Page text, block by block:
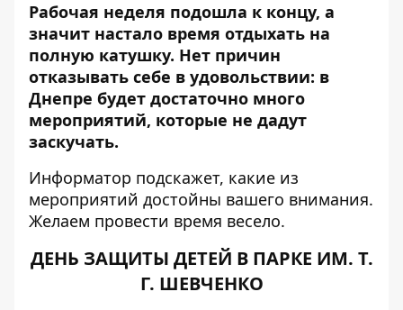
Рабочая неделя подошла к концу, а
значит настало время отдыхать на
полную катушку. Нет причин
отказывать себе в удовольствии: в
Днепре будет достаточно много
мероприятий, которые не дадут
заскучать.
Информатор подскажет, какие из
мероприятий достойны вашего внимания.
Желаем провести время весело.
ДЕНЬ ЗАЩИТЫ ДЕТЕЙ В ПАРКЕ ИМ. Т.
Г. ШЕВЧЕНКО